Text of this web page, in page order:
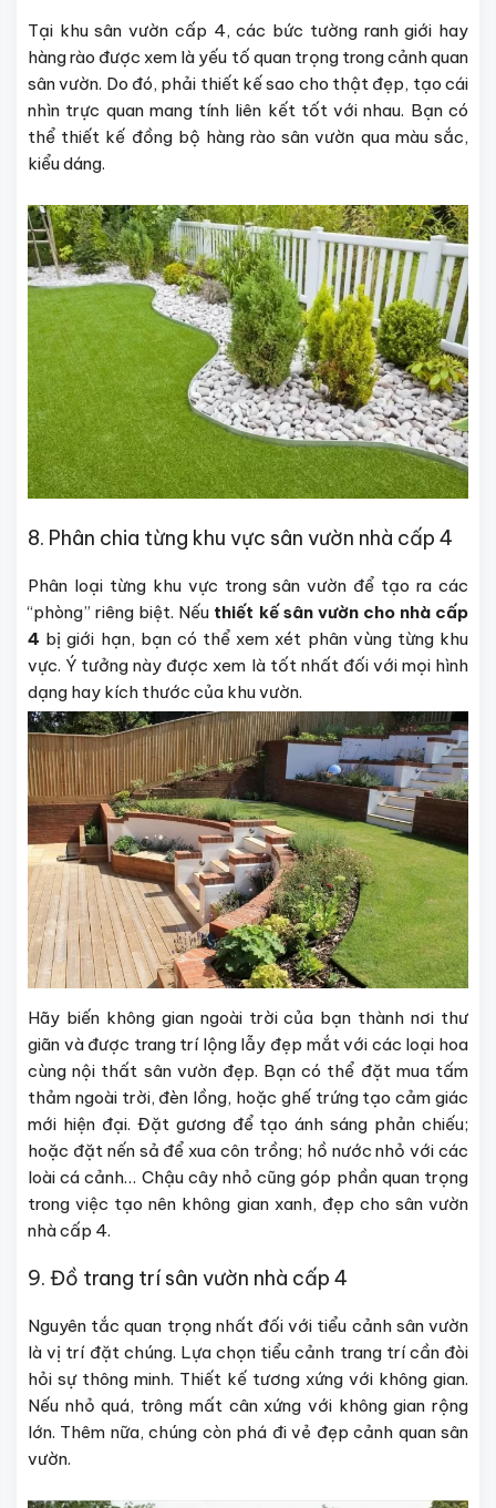
Tại khu sân vườn cấp 4, các bức tường ranh giới hay
hàng rào được xem là yếu tố quan trọng trong cảnh quan
sân vườn. Do đó, phải thiết kế sao cho thật đẹp, tạo cái
nhìn trực quan mang tính liên kết tốt với nhau. Bạn có
thể thiết kế đồng bộ hàng rào sân vườn qua màu sắc,
kiểu dáng.
8. Phân chia từng khu vực sân vườn nhà cấp 4
Phân loại từng khu vực trong sân vườn để tạo ra các
“phòng” riêng biệt. Nếu thiết kế sân vườn cho nhà cấp
4 bị giới hạn, bạn có thể xem xét phân vùng từng khu
vực. Ý tưởng này được xem là tốt nhất đối với mọi hình
dạng hay kích thước của khu vườn.
Hãy biến không gian ngoài trời của bạn thành nơi thư
giãn và được trang trí lộng lẫy đẹp mắt với các loại hoa
cùng nội thất sân vườn đẹp. Bạn có thể đặt mua tấm
thảm ngoài trời, đèn lồng, hoặc ghế trứng tạo cảm giác
mới hiện đại. Đặt gương để tạo ánh sáng phản chiếu;
hoặc đặt nến sả để xua côn trồng; hồ nước nhỏ với các
loài cá cảnh… Chậu cây nhỏ cũng góp phần quan trọng
trong việc tạo nên không gian xanh, đẹp cho sân vườn
nhà cấp 4.
9. Đồ trang trí sân vườn nhà cấp 4
Nguyên tắc quan trọng nhất đối với tiểu cảnh sân vườn
là vị trí đặt chúng. Lựa chọn tiểu cảnh trang trí cần đòi
hỏi sự thông minh. Thiết kế tương xứng với không gian.
Nếu nhỏ quá, trông mất cân xứng với không gian rộng
lớn. Thêm nữa, chúng còn phá đi vẻ đẹp cảnh quan sân
vườn.